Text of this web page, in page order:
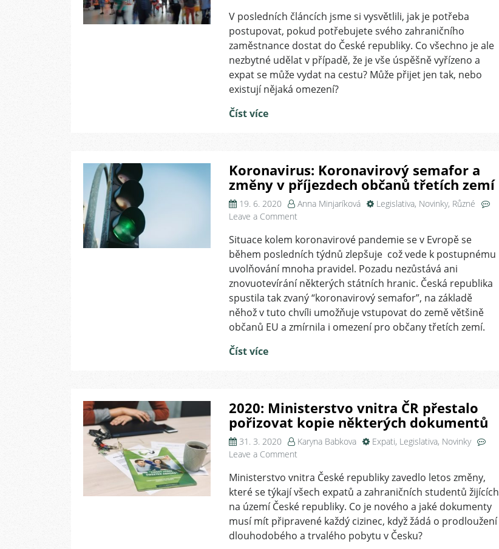
nového
zaměstnance
v
době
pandemie
V posledních článcích jsme si vysvětlili, jak je potřeba
postupovat, pokud potřebujete svého zahraničního
zaměstnance dostat do České republiky. Co všechno je ale
nezbytné udělat v případě, že je vše úspěšně vyřízeno a
expat se může vydat na cestu? Může přijet jen tak, nebo
existují nějaká omezení?
Číst více
Koronavirus: Koronavirový semafor a
změny v příjezdech občanů třetích zemí
19. 6. 2020 Anna Minjaríková Legislativa, Novinky, Různé
Leave a Commenton
Koronavirový
semafor
a
změny
příjezdech
občanů
třetích
Situace kolem koronavirové pandemie se v Evropě se
během posledních týdnů zlepšuje což vede k postupnému
uvolňování mnoha pravidel. Pozadu nezůstává ani
znovuotevírání některých státních hranic. Česká republika
spustila tak zvaný “koronavirový semafor”, na základě
něhož v tuto chvíli umožňuje vstupovat do země většině
občanů EU a zmírnila i omezení pro občany třetích zemí.
Číst více
2020: Ministerstvo vnitra ČR přestalo
pořizovat kopie některých dokumentů
31. 3. 2020 Karyna Babkova Expati, Legislativa, Novinky
Leave a Commenton
Ministerstvo
vnitra
ČR
přestalo
pořizovat
kopie
Ministerstvo vnitra České republiky zavedlo letos změny,
které se týkají všech expatů a zahraničních studentů žijících
na území České republiky. Co je nového a jaké dokumenty
musí mít připravené každý cizinec, když žádá o prodloužení
dlouhodobého a trvalého pobytu v Česku?